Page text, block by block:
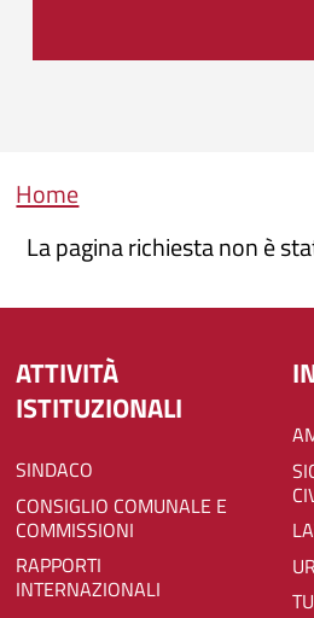
Briciole di pane
Home
La pagina richiesta non è
ATTIVITÀ
ISTITUZIONALI
SINDACO
CONSIGLIO COMUNALE E
COMMISSIONI
RAPPORTI
INTERNAZIONALI
SICUREZZA E PROTEZIONE